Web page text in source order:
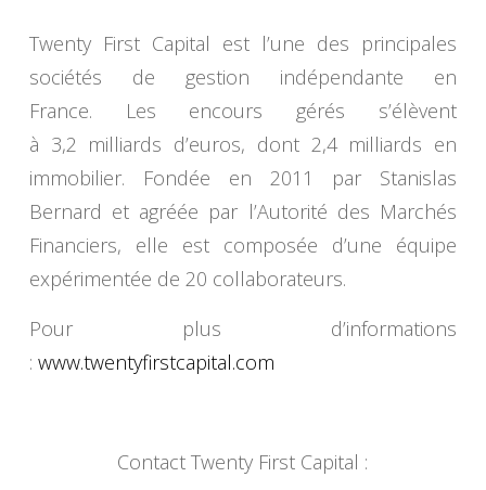
Twenty First Capital est l’une des principales
sociétés de gestion indépendante en
France. Les encours gérés s’élèvent
à 3,2 milliards d’euros, dont 2,4 milliards en
immobilier. Fondée en 2011 par Stanislas
Bernard et agréée par l’Autorité des Marchés
Financiers, elle est composée d’une équipe
expérimentée de 20 collaborateurs.
Pour plus d’informations
: www.twentyfirstcapital.com
Contact Twenty First Capital :